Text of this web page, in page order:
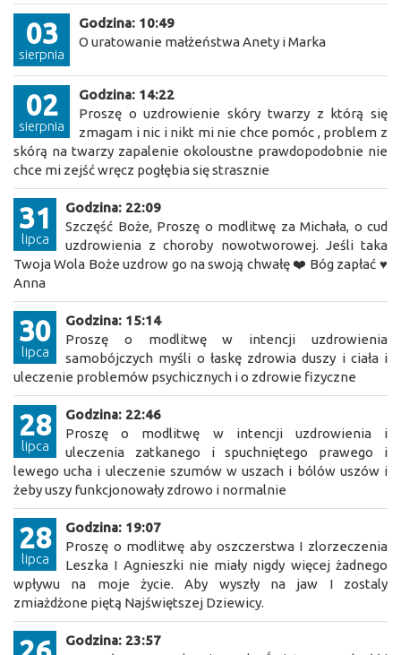
03
sierpnia
Godzina: 10:49
O uratowanie małżeństwa Anety i Marka
02
sierpnia
Godzina: 14:22
Proszę o uzdrowienie skóry twarzy z którą się
zmagam i nic i nikt mi nie chce pomóc , problem z
skórą na twarzy zapalenie okoloustne prawdopodobnie nie
chce mi zejść wręcz pogłębia się strasznie
31
lipca
Godzina: 22:09
Szczęść Boże, Proszę o modlitwę za Michała, o cud
uzdrowienia z choroby nowotworowej. Jeśli taka
Twoja Wola Boże uzdrow go na swoją chwałę ❤️ Bóg zapłać ♥️
Anna
30
lipca
Godzina: 15:14
Proszę o modlitwę w intencji uzdrowienia
samobójczych myśli o łaskę zdrowia duszy i ciała i
uleczenie problemów psychicznych i o zdrowie fizyczne
28
lipca
Godzina: 22:46
Proszę o modlitwę w intencji uzdrowienia i
uleczenia zatkanego i spuchniętego prawego i
lewego ucha i uleczenie szumów w uszach i bólów uszów i
żeby uszy funkcjonowały zdrowo i normalnie
28
lipca
Godzina: 19:07
Proszę o modlitwę aby oszczerstwa I zlorzeczenia
Leszka I Agnieszki nie miały nigdy więcej żadnego
wpływu na moje życie. Aby wyszły na jaw I zostaly
zmiażdżone piętą Najświętszej Dziewicy.
Godzina: 23:57